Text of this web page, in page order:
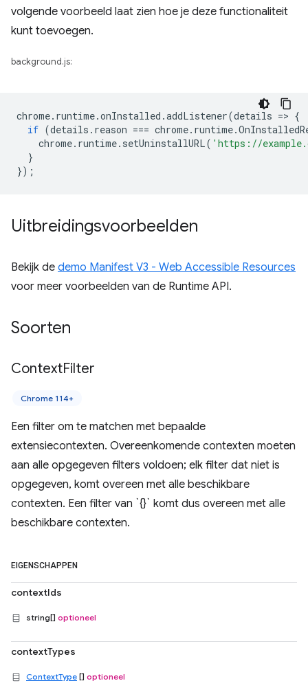
volgende voorbeeld laat zien hoe je deze functionaliteit
kunt toevoegen.
background.js:
chrome. runtime.onInstalled .addListener(details => {
if (details . reason === chrome. runtime.
chrome. runtime. setUninstallURL( 'https://
}
});
Uitbreidingsvoorbeelden
Bekijk de demo Manifest V3 - Web Accessible Resources
voor meer voorbeelden van de Runtime API.
Soorten
ContextFilter
Chrome 114+
Een filter om te matchen met bepaalde
extensiecontexten. Overeenkomende contexten moeten
aan alle opgegeven filters voldoen; elk filter dat niet is
opgegeven, komt overeen met alle beschikbare
contexten. Een filter van `{}` komt dus overeen met alle
beschikbare contexten.
EIGENSCHAPPEN
contextIds
string[] optioneel
contextTypes
ContextType [] optioneel